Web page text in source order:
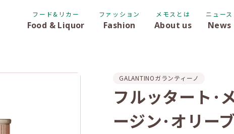
フード&リカー
Food & Liquor
ファッション
Fashion
メモスとは
About us
ニュース
News
GALANTINOガランティーノ
フルッタート･
ージン･オリー